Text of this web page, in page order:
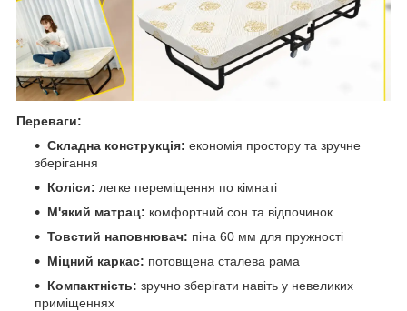
Переваги:
Складна конструкція: економія простору та зручне
зберігання
Коліси: легке переміщення по кімнаті
М'який матрац: комфортний сон та відпочинок
Товстий наповнювач: піна 60 мм для пружності
Міцний каркас: потовщена сталева рама
Компактність: зручно зберігати навіть у невеликих
приміщеннях